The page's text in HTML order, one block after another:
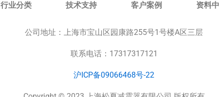
行业分类 技术支持 客户案例 资料
公司地址： 上海市宝山区园康路255号1号楼A区三层
联系电话：17317317121
沪ICP备09066468号-22